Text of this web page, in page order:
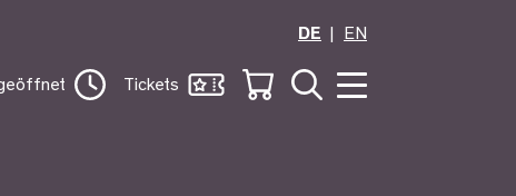
DE
EN
Tickets